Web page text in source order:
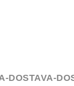
DOSTAVA-